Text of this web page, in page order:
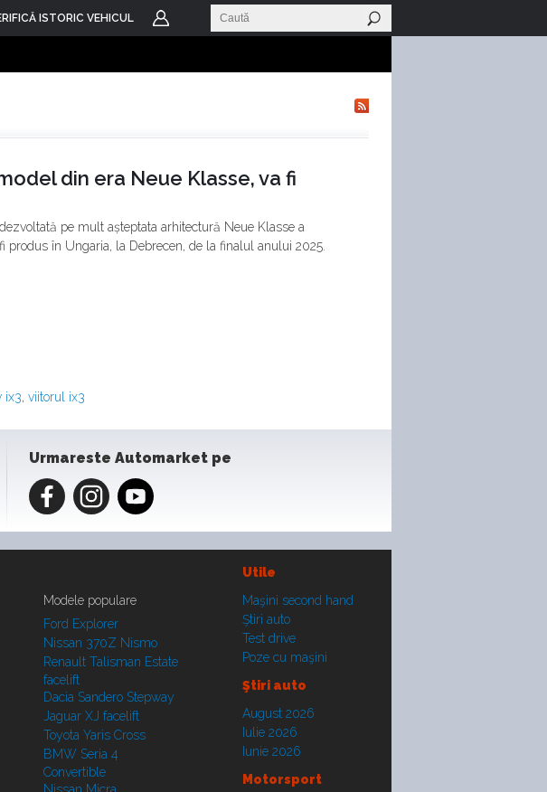
ISTORIC VEHICUL
din era Neue Klasse, va fi
pe mult așteptata arhitectură Neue Klasse a
în Ungaria, la Debrecen, de la finalul anului 2025.
ix3, viitorul ix3
Urmareste Automarket pe
Utile
Modele populare
Ford Explorer
Nissan 370Z Nismo
Renault Talisman Estate
facelift
Dacia Sandero Stepway
Jaguar XJ facelift
Toyota Yaris Cross
BMW Seria 4
Convertible
Nissan Micra
Maşini second hand
Ştiri auto
Test drive
Poze cu maşini
Ştiri auto
August 2026
Iulie 2026
Iunie 2026
Motorsport